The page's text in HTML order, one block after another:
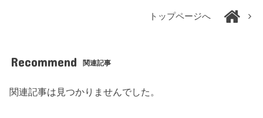
トップページへ
Recommend 関連記事
関連記事は見つかりませんでした。